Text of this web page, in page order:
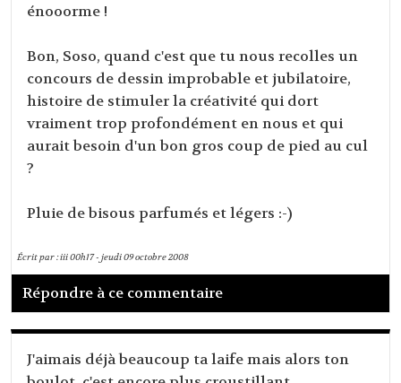
énooorme !
Bon, Soso, quand c'est que tu nous recolles un
concours de dessin improbable et jubilatoire,
histoire de stimuler la créativité qui dort
vraiment trop profondément en nous et qui
aurait besoin d'un bon gros coup de pied au cul
?
Pluie de bisous parfumés et légers :-)
Écrit par :iii00h17-jeudi 09octobre 2008
Répondre à ce commentaire
J'aimais déjà beaucoup ta laife mais alors ton